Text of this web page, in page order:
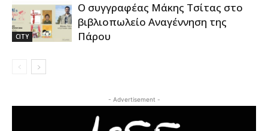
CITY
Ο συγγραφέας Μάκης Τσίτας στο
βιβλιοπωλείο Αναγέννηση της
Πάρου
- Advertisement -